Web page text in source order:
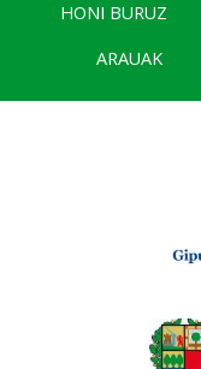
HONI BURUZ
ARAUAK